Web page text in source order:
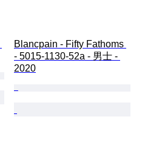
Blancpain - Fifty Fathoms
- 5015-1130-52a - 男士 -
2020